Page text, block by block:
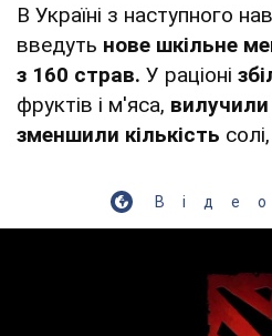
В Україні з наступного
введуть нове шкільне
з 160 страв. У раціоні
фруктів і м'яса, вилучили
зменшили кількість